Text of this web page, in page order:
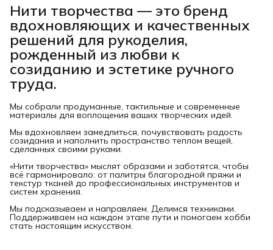
Нити творчества — это бренд
вдохновляющих и качественных
решений для рукоделия,
рожденный из любви к
созиданию и эстетике ручного
труда.
Мы собрали продуманные, тактильные и современные
материалы для воплощения ваших творческих идей.
Мы вдохновляем замедлиться, почувствовать радость
созидания и наполнить пространство теплом вещей,
сделанных своими руками.
«Нити творчества» мыслят образами и заботятся, чтобы
всё гармонировало: от палитры благородной пряжи и
текстур тканей до профессиональных инструментов и
систем хранения.
Мы подсказываем и направляем. Делимся техниками.
Поддерживаем на каждом этапе пути и помогаем хобби
стать настоящим искусством.